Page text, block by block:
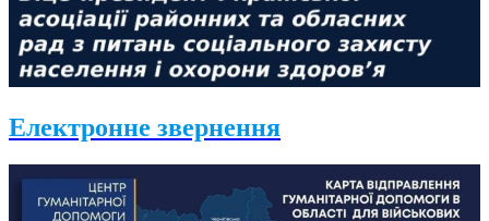
Електронне звернення